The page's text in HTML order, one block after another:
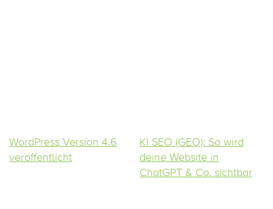
WordPress Version 4.6
veröffentlicht
KI SEO (GEO): So wird
deine Website in
ChatGPT & Co. sichtbar